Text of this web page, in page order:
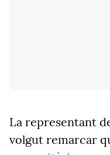
La representant
volgut remarcar